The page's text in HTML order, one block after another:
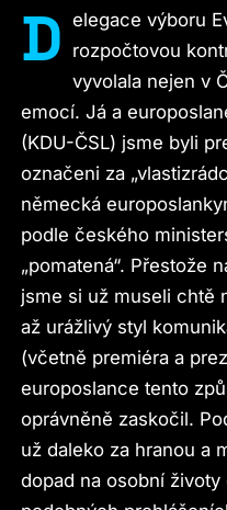
D elegace výboru
rozpočtovou
vyvolala nejen v
emocí. Já a
(KDU-ČSL) jsme byli
označeni za
německá
podle českého
„pomatená“. Přestože
jsme si už museli chtě
až urážlivý styl
(včetně premiéra a
europoslance tento
oprávněně zaskočil.
už daleko za hranou a
dopad na osobní